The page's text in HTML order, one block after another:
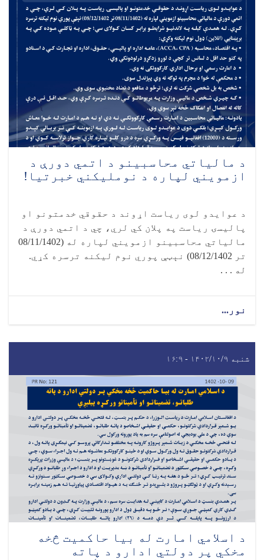
د مالياتي محاسبينو د اتمي دورې د
ازمويني لپاره د نومليکني خبرتیا!
د عوایدو لوی ریاست اړوند د حقوقي خدمتونو او
پالیسۍ ریاست په پلان کي لري، چي د اتمي دورې د
مالیاتي محاسبینو ازمویني لپاره له (08/11/1402
تر 08/12/1402) نېټې پوري نوم لیکنه ترسره کړي.
له . . .
نور...
شنبه ۱۴۰۲/۱۰/۹ - ۱۶:۹
د اسلامي امارت له بیا حاکمیت څخه
مخکي پر دولتي ادارو د پاته